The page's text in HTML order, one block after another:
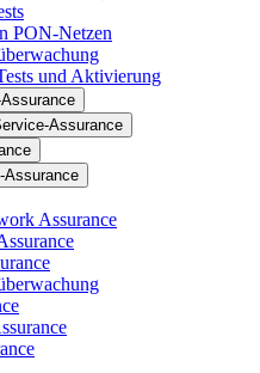
PON-Netzen
und Aktivierung
Assurance
Assurance
Assurance